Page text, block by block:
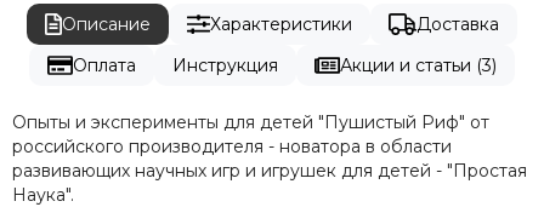
Описание Характеристики
Доставка
Оплата
Инструкция Акции и статьи (3)
Опыты и эксперименты для детей "Пушистый Риф" от
российского производителя - новатора в области
развивающих научных игр и игрушек для детей - "Простая
Наука".